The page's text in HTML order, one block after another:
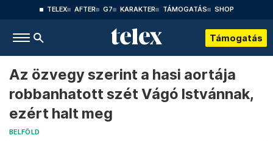
TELEX AFTER G7 KARAKTER TÁMOGATÁS SHOP
Támogatás
Az özvegy szerint a hasi aortája
robbanhatott szét Vágó Istvánnak,
ezért halt meg
BELFÖLD